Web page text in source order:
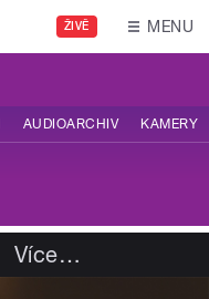
ŽIVĚ MENU
AUDIOARCHIV KAMERY
Více…